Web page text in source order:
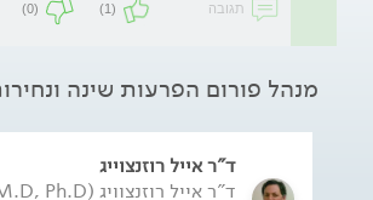
תגובה (1)
(0)
מנהל פורום הפרעות שינה
ד"ר אייל רוזנצוייג